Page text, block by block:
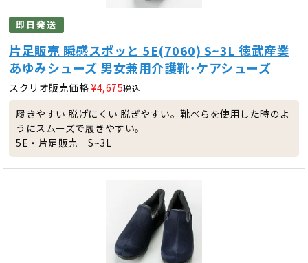
即日発送
片足販売 瞬感スポッと 5E(7060) S~3L 徳武産業
あゆみシューズ 男女兼用介護靴･ケアシューズ
スクリオ販売価格 ¥4,675税込
履きやすい 脱げにくい 脱ぎやすい。靴べらを使用した時のよ
うにスムーズで履きやすい。
5E・片足販売 S~3L